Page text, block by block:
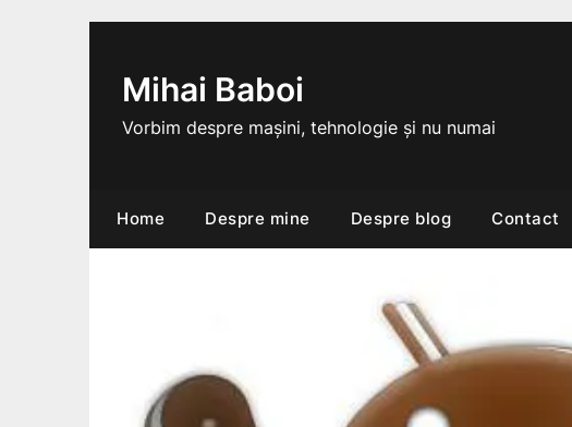
Mihai Baboi
Vorbim despre mașini, tehnologie și nu numai
Home Despre mine Despre blog Contact